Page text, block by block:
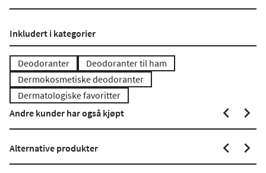
Inkludert i kategorier
Deodoranter
Deodoranter til ham
Dermokosmetiske deodoranter
Dermatologiske favoritter
Andre kunder har også kjøpt
Alternative produkter